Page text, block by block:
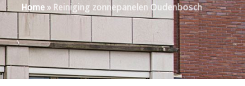
Home» Reiniging zonnepanelen Oudenbosch